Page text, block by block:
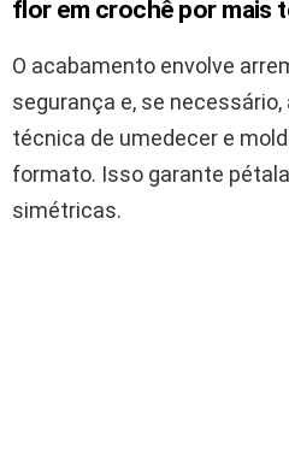
flor em crochê por mais
O acabamento envolve
segurança e, se necessário,
técnica de umedecer e
formato. Isso garante
simétricas.